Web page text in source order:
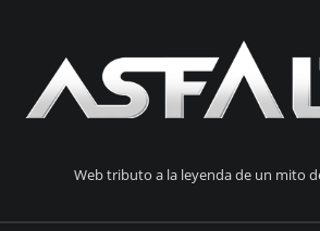
contenido
Web tributo a la leyenda de un mito